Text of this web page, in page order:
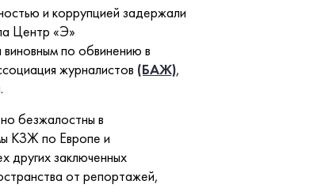
и коррупцией задержали
Центр «Э»
по обвинению в
журналистов (БАЖ),
безжалостны в
КЗЖ по Европе и
других заключенных
от репортажей,